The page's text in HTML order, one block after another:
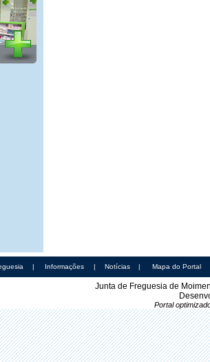
| Informações | Notícias | Mapa do Portal
Junta de Freguesia de
Portal